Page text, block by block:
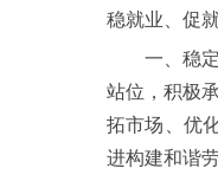
稳就业、促
一、稳定
站位，积极
拓市场、优
进构建和谐